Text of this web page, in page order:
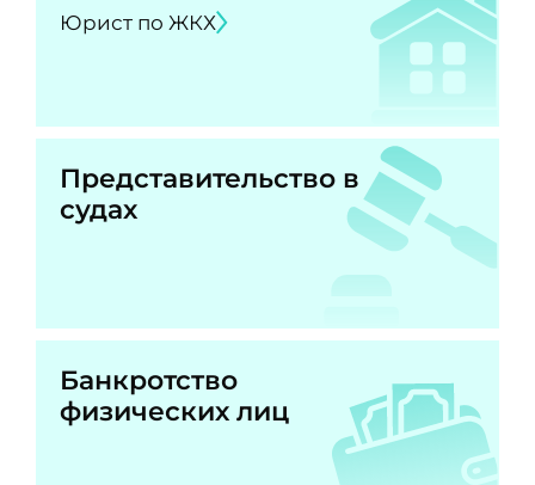
Юрист по ЖКХ
Представительство в
судах
Банкротство
физических лиц